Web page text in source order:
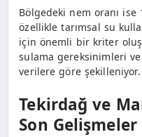
Bölgedeki nem oranı
özellikle tarımsal su
için önemli bir kriter
sulama gereksinimleri
verilere göre şekilleniyor.
Tekirdağ ve
Son Gelişmeler